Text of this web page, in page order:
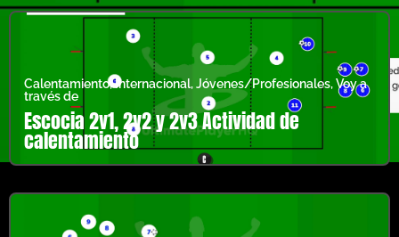
Calentamiento,Internacional,Jóvenes/Profesionales,Voy a
través de
Escocia 2v1, 2v2 y 2v3 Actividad de
calentamiento